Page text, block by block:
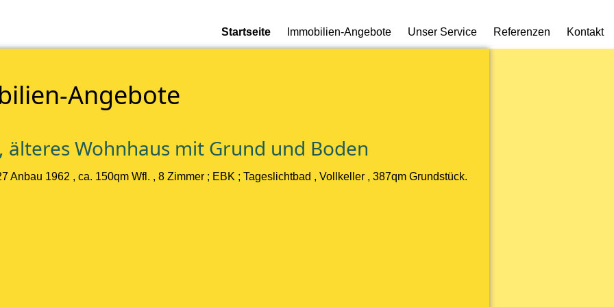
Startseite Immobilien-Angebote Unser Service Referenzen Kontakt
Angebote
älteres Wohnhaus mit Grund und Boden
Anbau 1962 , ca. 150qm Wfl. , 8 Zimmer ; EBK ; Tageslichtbad , Vollkeller , 387qm Grundstück.